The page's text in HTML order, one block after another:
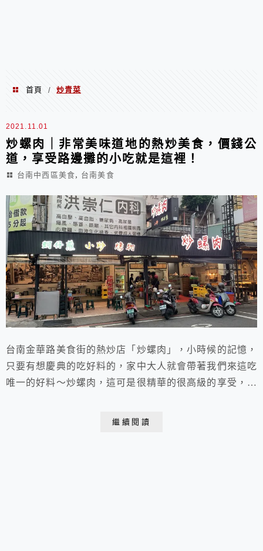
首頁 / 炒青菜
炒青菜
2021.11.01
炒螺肉｜非常美味道地的熱炒美食，價錢公
道，享受路邊攤的小吃就是這裡！
台南中西區美食, 台南美食
台南金華路美食街的熱炒店「炒螺肉」，小時候的記憶，
只要有想慶典的吃好料的，家中大人就會帶著我們來這吃
唯一的好料～炒螺肉，這可是很精華的很高級的享受，至
繼續閱讀